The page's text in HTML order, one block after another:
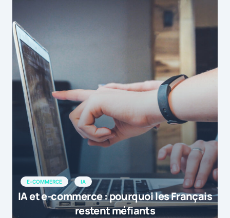
E-COMMERCE IA
IA et e-commerce : pourquoi les Français
restent méfiants